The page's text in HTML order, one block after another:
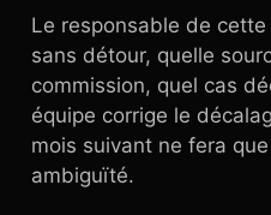
Le responsable de
sans détour, quelle
commission, quel cas
équipe corrige le
mois suivant ne fera
ambiguïté.